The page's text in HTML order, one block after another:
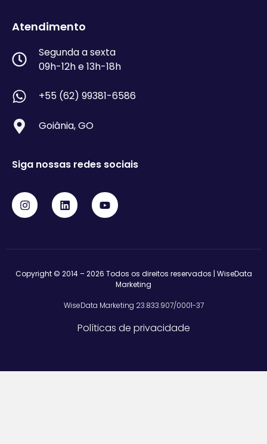
Atendimento
Segunda a sexta
09h-12h e 13h-18h
+55 (62) 99381-6586
Goiânia, GO
Siga nossas redes sociais
Copyright © 2014 – 2026 Todos os direitos reservados | WiseData
Marketing
WiseData Marketing 23.833.907/0001-37
Políticas de privacidade